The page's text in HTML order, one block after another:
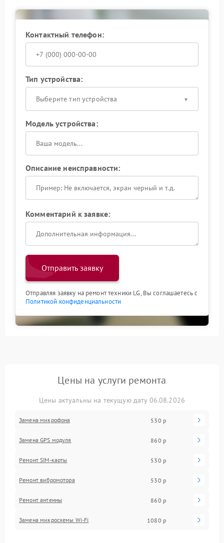
Контактный телефон:
Тип устройства:
Выберите тип устройства
Модель устройства:
Описание неисправности:
Комментарий к заявке:
Отправить заявку
Отправляя заявку на ремонт техники LG, Вы соглашаетесь с
Политикой конфиденциальности
Цены на услуги ремонта
Цены актуальны на текущую дату 06.08.2026
Замена микрофона 530 р
Замена GPS модуля 860 р
Ремонт SIM-карты 530 р
Ремонт вибромотора 530 р
Ремонт антенны 860 р
Замена микросхемы Wi-Fi 1080 р